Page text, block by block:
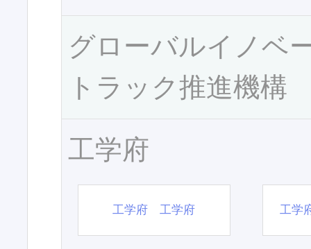
グローバルイノベ
トラック推進機構
工学府
工学府 工学府 工学